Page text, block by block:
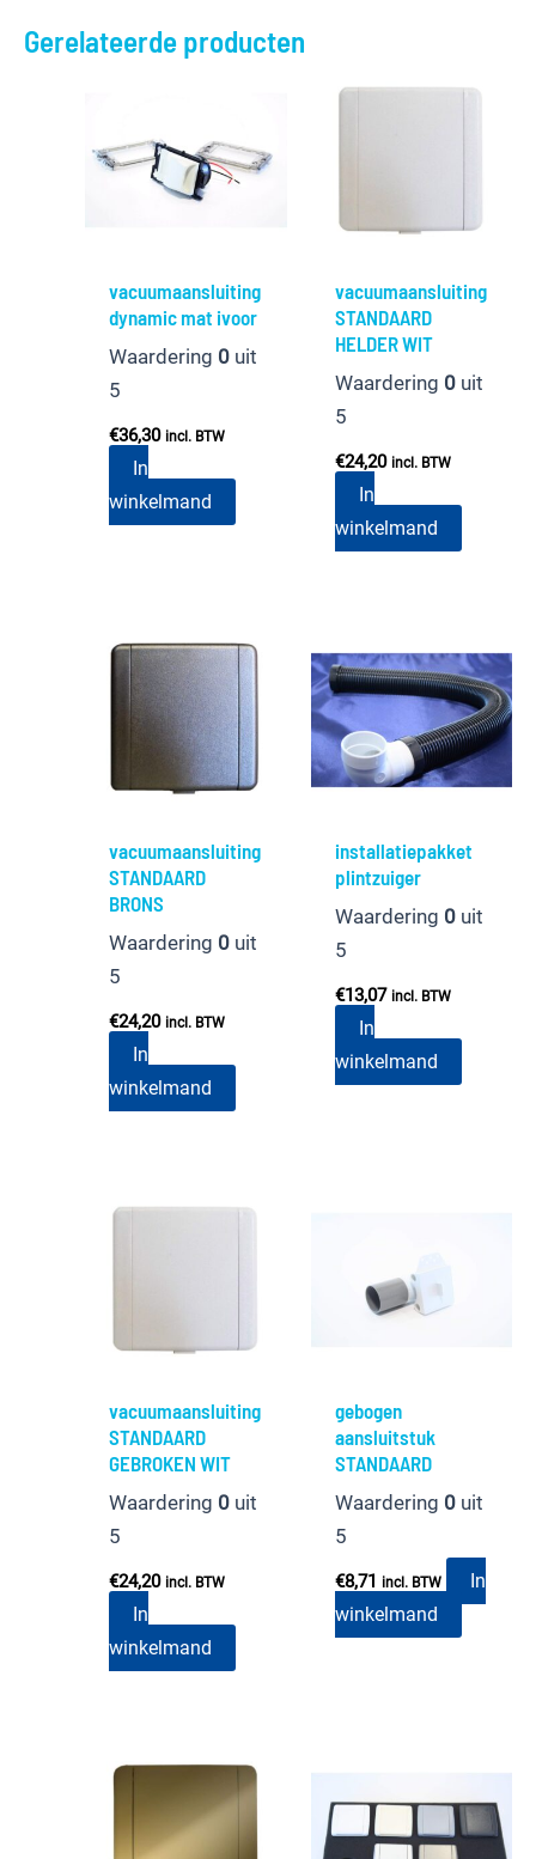
Gerelateerde producten
vacuumaansluiting
dynamic mat ivoor
Waardering 0 uit
5
€36,30 incl. BTW
In
winkelmand
vacuumaansluiting
STANDAARD
HELDER WIT
Waardering 0uit
5
€24,20 incl. BTW
In
winkelmand
vacuumaansluiting
STANDAARD
BRONS
Waardering 0 uit
5
€24,20 incl. BTW
In
winkelmand
installatiepakket
plintzuiger
Waardering 0uit
5
€13,07 incl. BTW
In
winkelmand
vacuumaansluiting
STANDAARD
GEBROKEN WIT
Waardering 0 uit
5
€24,20 incl. BTW
In
winkelmand
gebogen
aansluitstuk
STANDAARD
Waardering 0uit
5
€8,71 incl. BTW
In
winkelmand